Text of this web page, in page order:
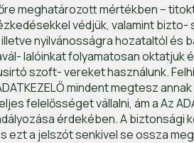
meghatározott mértékben –
védjük, valamint
nyilvánosságra hozataltól és
lalóinkat folyamatosan oktatjuk
szoft- vereket használunk.
mindent megtesz
felelősséget vállalni, ám a Az
érdekében. A biztonsági
ezt a jelszót senkivel se ossza